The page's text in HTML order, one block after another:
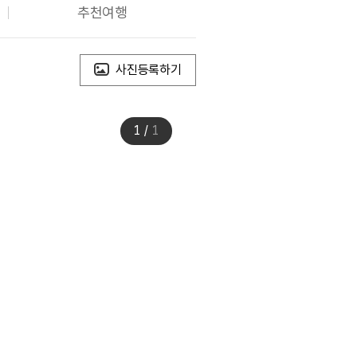
추천여행
사진등록하기
1 / 1